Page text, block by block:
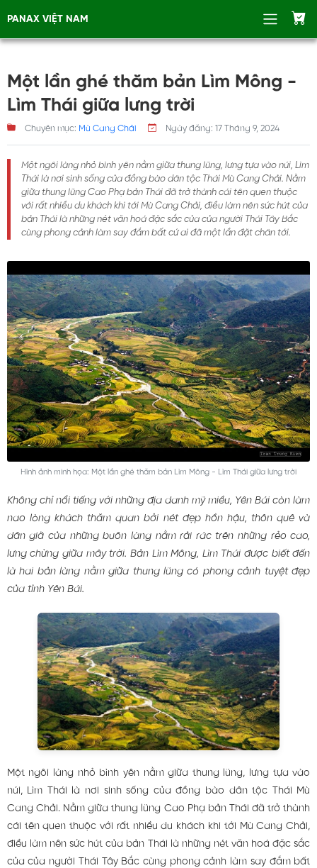
PANAX VIỆT NAM
Một lần ghé thăm bản Lìm Mông -
Lìm Thái giữa lưng trời
Chuyên mục: Mù Cang Chải Ngày đăng: 17 Tháng 9, 2024
Một ngôi làng nhỏ bình yên nằm giữa thung lũng, lưng tựa vào núi, Lìm
Thái là nơi sinh sống của đồng bào dân tộc Thái Mù Cang Chải. Nằm
giữa thung lũng Cao Phạ bản Thái đã trở thành cái tên quen thuộc
với rất nhiều du khách khi tới Mù Cang Chải, điều làm nên sức hút của
bản Thái là những nét văn hoá đặc sắc của của người Thái Tây Bắc
cùng phong cảnh làm say đắm bất cứ ai đã một lần đặt chân tới.
Hình ảnh minh họa: Một lần ghé thăm bản Lìm Mông - Lìm Thái giữa lưng trời
Không chỉ nổi tiếng với những địa danh mỹ miều, Yên Bái còn làm
nao lòng khách thăm quan bởi nét đẹp hồn hậu, thôn quê và
dân giã của những buôn làng nằm rải rác trên những rẻo cao,
lưng chừng giữa mây trời. Bản Lìm Mông, Lìm Thái được biết đến
là hai bản làng nằm giữa thung lũng có phong cảnh tuyệt đẹp
của tỉnh Yên Bái.
Một ngôi làng nhỏ bình yên nằm giữa thung lũng, lưng tựa vào
núi, Lìm Thái là nơi sinh sống của đồng bào dân tộc Thái Mù
Cang Chải. Nằm giữa thung lũng Cao Phạ bản Thái đã trở thành
cái tên quen thuộc với rất nhiều du khách khi tới Mù Cang Chải,
điều làm nên sức hút của bản Thái là những nét văn hoá đặc sắc
của của người Thái Tây Bắc cùng phong cảnh làm say đắm bất